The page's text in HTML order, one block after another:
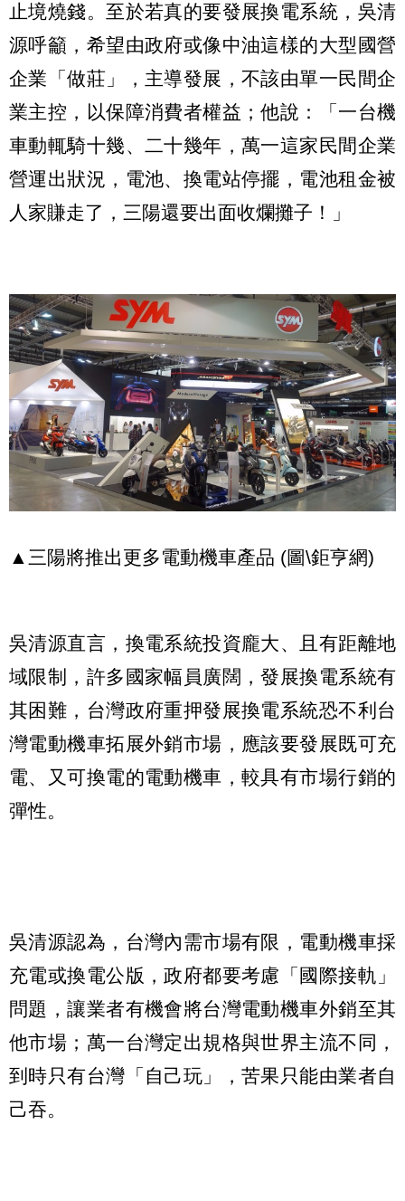
止境燒錢。至於若真的要發展換電系統，吳清
源呼籲，希望由政府或像中油這樣的大型國營
企業「做莊」，主導發展，不該由單一民間企
業主控，以保障消費者權益；他說：「一台機
車動輒騎十幾、二十幾年，萬一這家民間企業
營運出狀況，電池、換電站停擺，電池租金被
人家賺走了，三陽還要出面收爛攤子！」
▲三陽將推出更多電動機車產品 (圖\鉅亨網)
吳清源直言，換電系統投資龐大、且有距離地
域限制，許多國家幅員廣闊，發展換電系統有
其困難，台灣政府重押發展換電系統恐不利台
灣電動機車拓展外銷市場，應該要發展既可充
電、又可換電的電動機車，較具有市場行銷的
彈性。
吳清源認為，台灣內需市場有限，電動機車採
充電或換電公版，政府都要考慮「國際接軌」
問題，讓業者有機會將台灣電動機車外銷至其
他市場；萬一台灣定出規格與世界主流不同，
到時只有台灣「自己玩」，苦果只能由業者自
己吞。